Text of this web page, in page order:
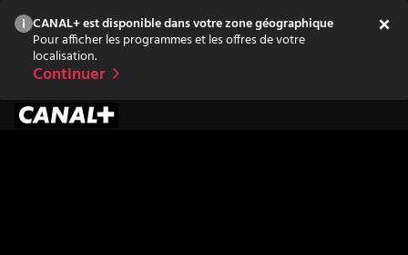
CANAL+ est disponible dans votre zone géographique
Pour afficher les programmes et les offres de votre
localisation.
Continuer